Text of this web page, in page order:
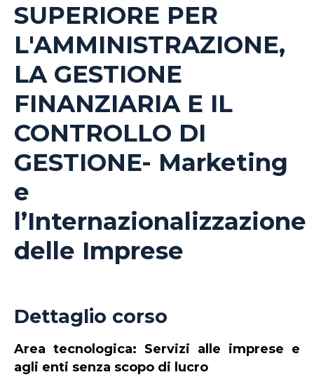
SUPERIORE PER
L'AMMINISTRAZIONE,
LA GESTIONE
FINANZIARIA E IL
CONTROLLO DI
GESTIONE- Marketing
e
l’Internazionalizzazione
delle Imprese
Dettaglio corso
Area tecnologica: Servizi alle imprese e
agli enti senza scopo di lucro